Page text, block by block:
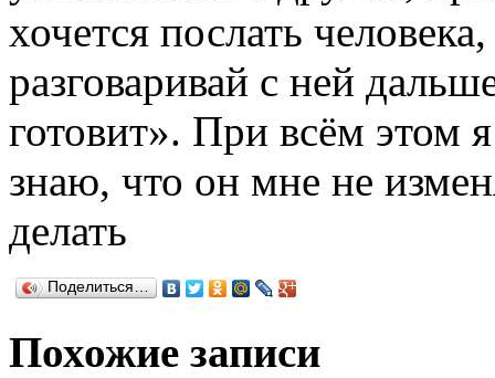
хочется послать
разговаривай с ней
готовит». При всём этом
знаю, что он мне не
делать
Поделиться…
Похожие записи